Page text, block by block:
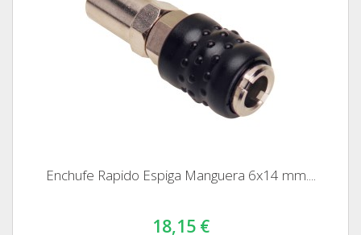
Enchufe Rapido Espiga Manguera 6x14 mm....
18,15 €